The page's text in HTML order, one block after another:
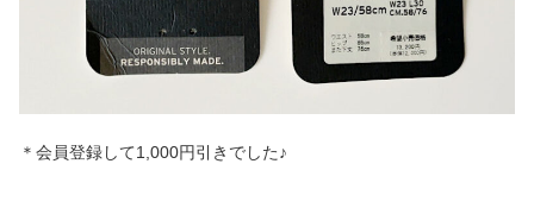
＊会員登録して1,000円引きでした♪